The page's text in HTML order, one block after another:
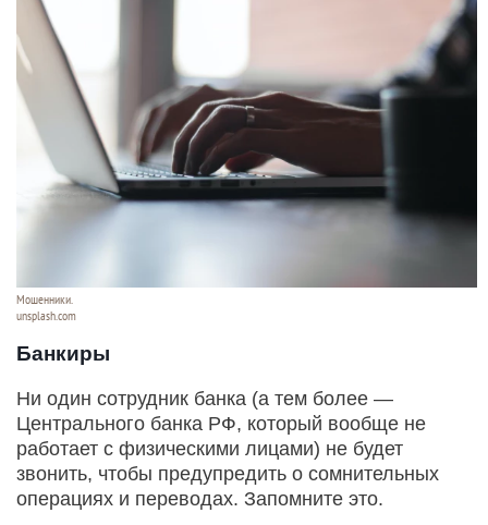
Мошенники.
unsplash.com
Банкиры
Ни один сотрудник банка (а тем более —
Центрального банка РФ, который вообще не
работает с физическими лицами) не будет
звонить, чтобы предупредить о сомнительных
операциях и переводах. Запомните это.